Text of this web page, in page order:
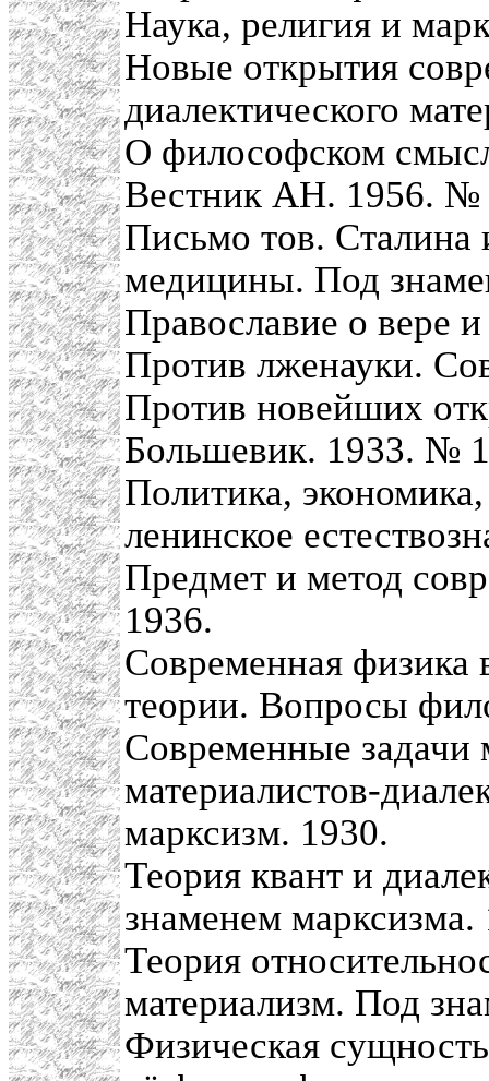
Наука, религия и
Новые открытия
диалектического
О философском
Вестник АН. 1956. №
Письмо тов. Сталина
медицины. Под
Православие о вере
Против лженауки.
Против новейших
Большевик. 1933. №
Политика,
ленинское
Предмет и метод
1936.
Современная физика
теории. Вопросы
Современные задачи
материалистов-
марксизм. 1930.
Теория квант и
знаменем
Теория
материализм. Под
Физическая